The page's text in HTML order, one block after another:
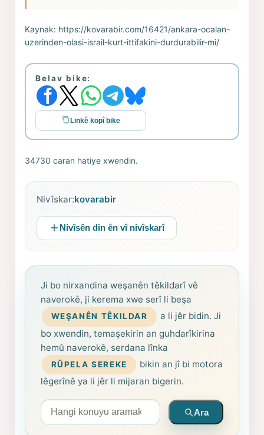
Kaynak: https://kovarabir.com/16421/ankara-ocalan-
uzerinden-olasi-israil-kurt-ittifakini-durdurabilir-mi/
Belav bike:
Linkê kopî bike
34730 caran hatiye xwendin.
Nivîskar:kovarabir
Nivîsên din ên vî nivîskarî
Ji bo nirxandina weşanên têkildarî vê
naverokê, ji kerema xwe serî li beşa
WEŞANÊN TÊKILDAR
a li jêr bidin. Ji
bo xwendin, temaşekirin an guhdarîkirina
hemû naverokê, serdana lînka
RÛPELA SEREKE
bikin an jî bi motora
lêgerînê ya li jêr li mijaran bigerin.
Arama yapın
Ara